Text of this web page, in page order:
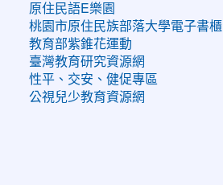
原住民語E樂園
桃園市原住民族部落大學電子書櫃
教育部紫錐花運動
臺灣教育研究資源網
性平、交安、健促專區
公視兒少教育資源網